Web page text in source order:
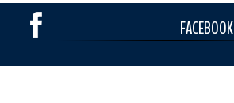
FACEBOOK